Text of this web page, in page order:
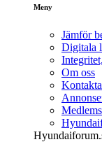
Meny
Jämför
Digitala
Om oss